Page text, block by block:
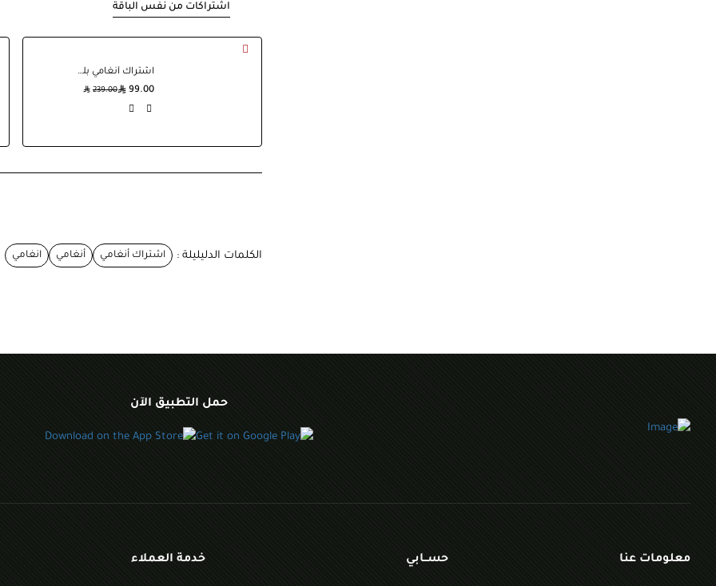
اشتراكات من نفس الباقة
اشتراك أنغامي بلس سنة
99.00
239.00
الكلمات الدليليلة : اشتراك أنغامي أنغامي انغامي
حمل التطبيق الآن
معلومات عنا حســابي خدمة العملاء